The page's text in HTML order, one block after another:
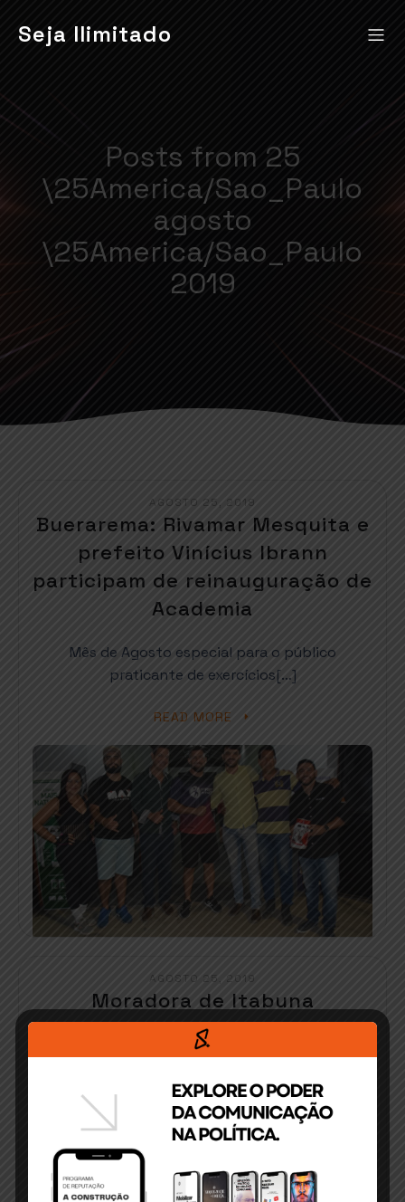
Seja Ilimitado
Posts from 25
\25America/Sao_Paulo
agosto
\25America/Sao_Paulo
2019
AGOSTO 25, 2019
Buerarema: Rivamar Mesquita e
prefeito Vinícius Ibrann
participam de reinauguração de
Academia
Mês de Agosto especial para o público
praticante de exercícios[…]
READ MORE
AGOSTO 25, 2019
Moradora de Itabuna
reencontra seu filho após 26
anos de buscas
Maria Nilza Batista, moradora de Itabuna,
reencontrou seu filho após[…]